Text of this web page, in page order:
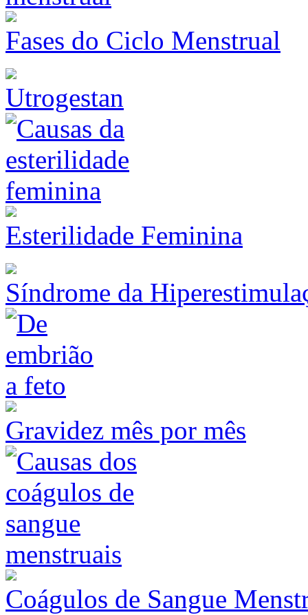
Fases do Ciclo Menstrual
Utrogestan
Esterilidade Feminina
Síndrome da
Gravidez mês por mês
Coágulos de Sangue